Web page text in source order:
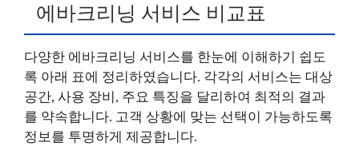
에바크리닝 서비스 비교표
다양한 에바크리닝 서비스를 한눈에 이해하기 쉽도
록 아래 표에 정리하였습니다. 각각의 서비스는 대상
공간, 사용 장비, 주요 특징을 달리하여 최적의 결과
를 약속합니다. 고객 상황에 맞는 선택이 가능하도록
정보를 투명하게 제공합니다.